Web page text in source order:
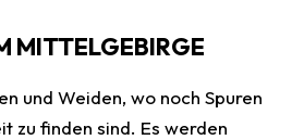
MITTELGEBIRGE
und Weiden, wo noch Spuren
zu finden sind. Es werden